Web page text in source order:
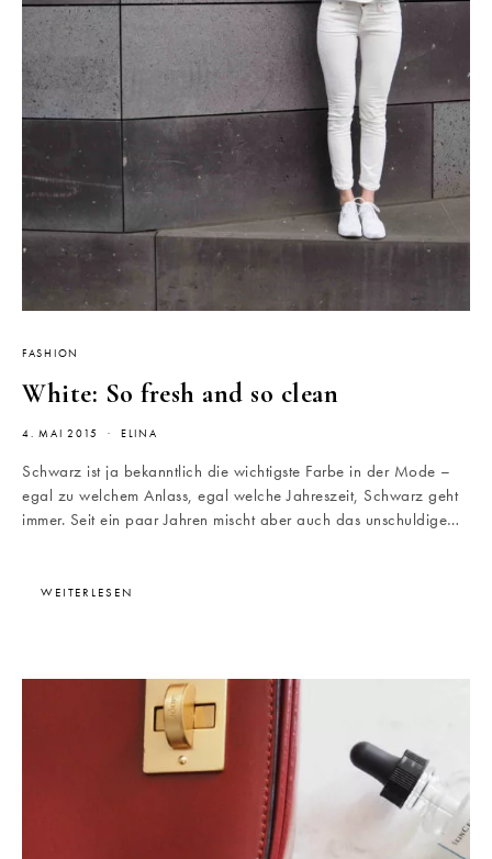
FASHION
White: So fresh and so clean
4. MAI 2015 ELINA
Schwarz ist ja bekanntlich die wichtigste Farbe in der Mode –
egal zu welchem Anlass, egal welche Jahreszeit, Schwarz geht
immer. Seit ein paar Jahren mischt aber auch das unschuldige…
WEITERLESEN